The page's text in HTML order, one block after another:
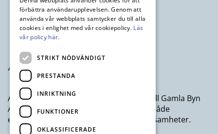
Avesta Industristad AB ett dotterbolag till Gamla Byn
AB som erbjuder kontor och lokaler till både
egenföretagare och större företagsverksamheter.
förbättra användarupplevelsen. Genom att
använda vår webbplats samtycker du till alla
cookies i enlighet med vår cookiepolicy. Läs
vår policy här.
STRIKT NÖDVÄNDIGT
PRESTANDA
INRIKTNING
FUNKTIONER
OKLASSIFICERADE